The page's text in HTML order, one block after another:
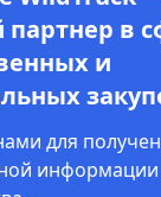
в
и
для
информации